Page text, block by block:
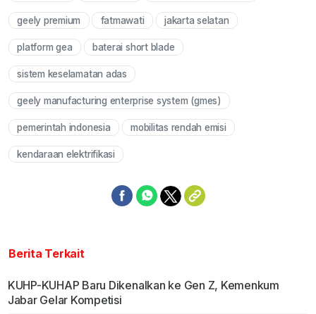
geely premium fatmawati jakarta selatan
platform gea baterai short blade
sistem keselamatan adas
geely manufacturing enterprise system (gmes)
pemerintah indonesia mobilitas rendah emisi
kendaraan elektrifikasi
Berita Terkait
KUHP-KUHAP Baru Dikenalkan ke Gen Z, Kemenkum
Jabar Gelar Kompetisi